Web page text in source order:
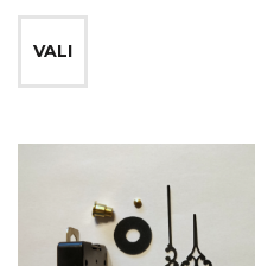
VALI
Sellel
varianti.
saab
teha